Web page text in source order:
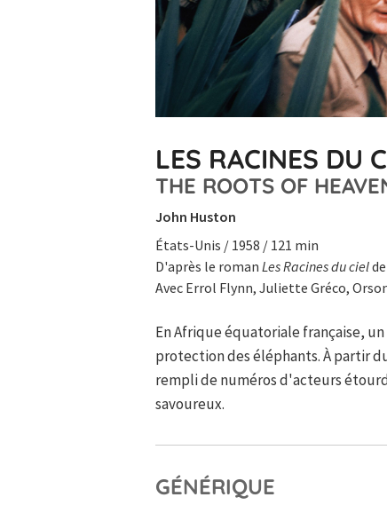
LES RACINES DU
THE ROOTS OF
John Huston
États-Unis / 1958 / 121 min
D'après le roman Les Racines du ciel
Avec Errol Flynn, Juliette Gréco,
En Afrique équatoriale française,
protection des éléphants. À partir
rempli de numéros d'acteurs
savoureux.
GÉNÉRIQUE